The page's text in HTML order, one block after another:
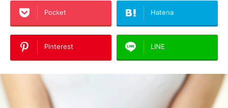
Pocket Hatena
Pinterest LINE